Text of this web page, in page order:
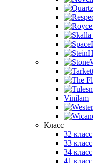
Vinilam
Класс
32 класс
33 класс
34 класс
41 класс